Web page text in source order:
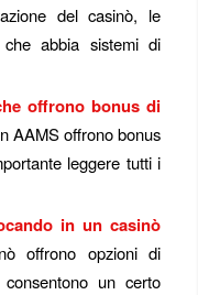
del casinò, le
abbia sistemi di
offrono bonus di
AAMS offrono bonus
leggere tutti i
in un casinò
offrono opzioni di
un certo